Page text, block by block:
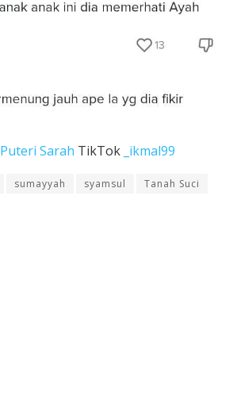
Puteri Sarah TikTok _ikmal99
sumayyah syamsul
Tanah Suci